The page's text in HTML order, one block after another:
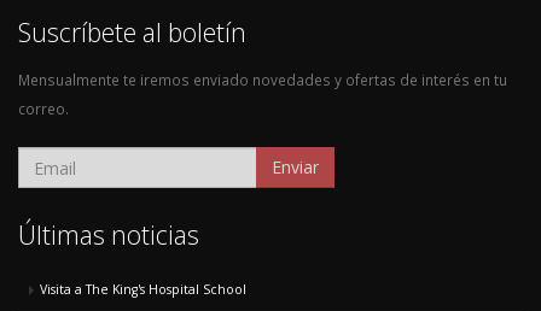
Suscríbete al boletín
Mensualmente te iremos enviado novedades y ofertas de interés en tu
correo.
Enviar
Últimas noticias
Visita a The King's Hospital School